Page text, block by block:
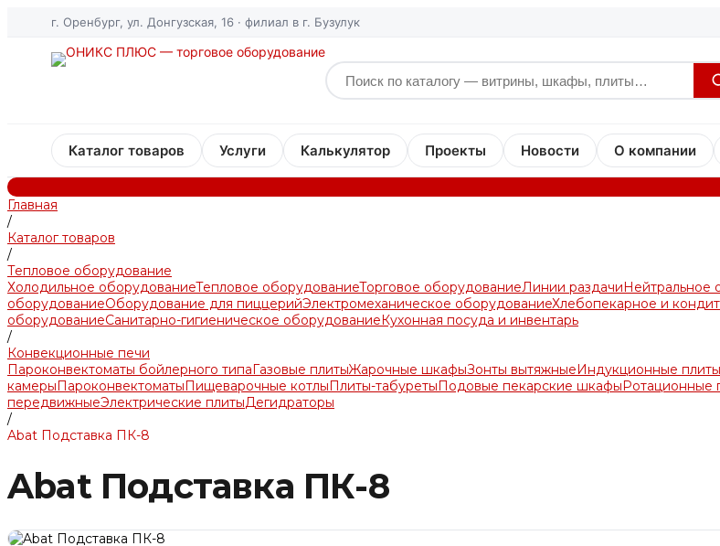
г. Оренбург, ул. Донгузская, 16 · филиал в г. Бузулук
Каталог товаров Услуги Калькулятор Проекты Новости О компании
Главная
/
Каталог товаров
/
Тепловое оборудование
Холодильное оборудованиеТепловое оборудованиеТорговое оборудованиеЛинии раздачиНейтральное
оборудованиеОборудование для пиццерийЭлектромеханическое оборудованиеХлебопекарное и
оборудованиеСанитарно-гигиеническое оборудованиеКухонная посуда и инвентарь
/
Конвекционные печи
Пароконвектоматы бойлерного типаГазовые плитыЖарочные шкафыЗонты вытяжныеИндукционные плиты
камерыПароконвектоматыПищеварочные котлыПлиты-табуретыПодовые пекарские шкафыРотационные
передвижныеЭлектрические плитыДегидраторы
/
Abat Подставка ПК-8
Abat Подставка ПК-8